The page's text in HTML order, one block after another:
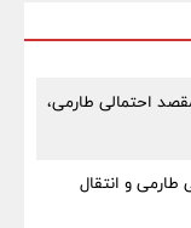
احتمالی طارمی،
طارمی و انتقال